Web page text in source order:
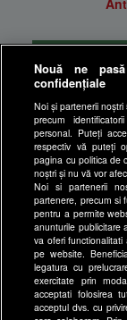
Nouă ne
confidențiale
Noi și partenerii noștri
precum
personal. Puteți
respectiv vă puteți
pagina cu politica de
noștri și nu vă vor
Noi si partenerii
partenere, precum si
pentru a permite
anunturile publicitare
va oferi functionalitati
pe website.
legatura cu
exercitate prin
acceptati folosirea
acceptul dvs. cu